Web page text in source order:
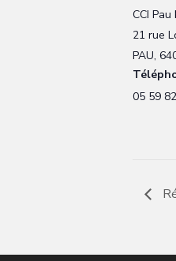
CCI Pau
21 rue
PAU,
05 59